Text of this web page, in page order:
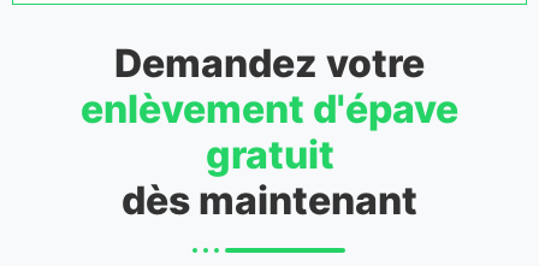
Demandez votre
enlèvement d'épave
gratuit
dès maintenant